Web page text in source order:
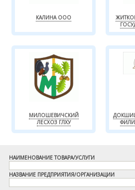
КАЛИНА ООО
МИЛОШЕВИЧСКИЙ
ЛЕСХОЗ ГЛХУ
НАИМЕНОВАНИЕ ТОВАРА/УСЛУГИ
НАЗВАНИЕ ПРЕДПРИЯТИЯ/ОРГАНИЗАЦИИ